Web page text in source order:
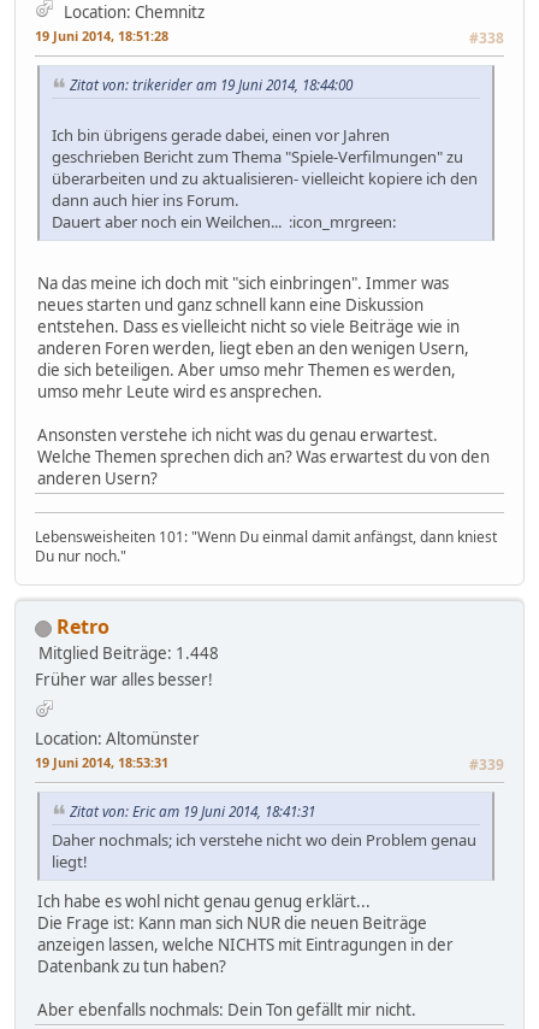
Location: Chemnitz
19 Juni 2014, 18:51:28 #338
Zitat von: trikerider am 19 Juni 2014, 18:44:00
Ich bin übrigens gerade dabei, einen vor Jahren
geschrieben Bericht zum Thema "Spiele-Verfilmungen" zu
überarbeiten und zu aktualisieren- vielleicht kopiere ich den
dann auch hier ins Forum.
Dauert aber noch ein Weilchen... :icon_mrgreen:
Na das meine ich doch mit "sich einbringen". Immer was
neues starten und ganz schnell kann eine Diskussion
entstehen. Dass es vielleicht nicht so viele Beiträge wie in
anderen Foren werden, liegt eben an den wenigen Usern,
die sich beteiligen. Aber umso mehr Themen es werden,
umso mehr Leute wird es ansprechen.
Ansonsten verstehe ich nicht was du genau erwartest.
Welche Themen sprechen dich an? Was erwartest du von den
anderen Usern?
Lebensweisheiten 101: "Wenn Du einmal damit anfängst, dann kniest
Du nur noch."
Retro
Mitglied Beiträge: 1.448
Früher war alles besser!
Location: Altomünster
19 Juni 2014, 18:53:31 #339
Zitat von: Eric am 19 Juni 2014, 18:41:31
Daher nochmals; ich verstehe nicht wo dein Problem genau
liegt!
Ich habe es wohl nicht genau genug erklärt...
Die Frage ist: Kann man sich NUR die neuen Beiträge
anzeigen lassen, welche NICHTS mit Eintragungen in der
Datenbank zu tun haben?
Aber ebenfalls nochmals: Dein Ton gefällt mir nicht.